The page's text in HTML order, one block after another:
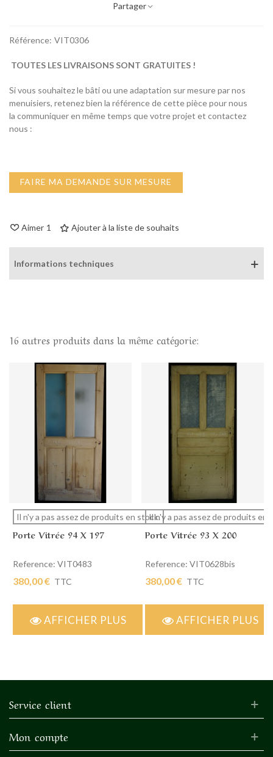
Partager
Référence: VIT0306
TOUTES LES LIVRAISONS SONT GRATUITES !
Si vous souhaitez le bâti ou une adaptation sur mesure par nos
menuisiers, retenez bien la référence de cette pièce pour nous
la communiquer en même temps que votre projet et contactez
nous :
FAIRE MA DEMANDE SUR MESURE
Aimer 1 Ajouter à la liste de souhaits
Informations techniques
16 autres produits dans la même catégorie:
Il n'y a pas assez de produits en stock.
Porte Vitrée 94 X 197
Reference: VIT0483
380,00 € TTC
AFFICHER PLUS
Il n'y a pas assez de produits en
Porte Vitrée 93 X 200
Reference: VIT0628bis
380,00 € TTC
AFFICHER PLUS
Service client
Mon compte